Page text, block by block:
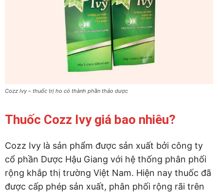
Cozz Ivy – thuốc trị ho có thành phần thảo dược
Thuốc Cozz Ivy giá bao nhiêu?
Cozz Ivy là sản phẩm được sản xuất bởi công ty
cổ phần Dược Hậu Giang với hệ thống phân phối
rộng khắp thị trường Việt Nam. Hiện nay thuốc đã
được cấp phép sản xuất, phân phối rộng rãi trên